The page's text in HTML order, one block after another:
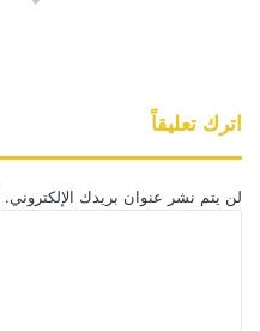
اترك تعليقاً
لن يتم نشر عنوان بريدك الإلكتروني.